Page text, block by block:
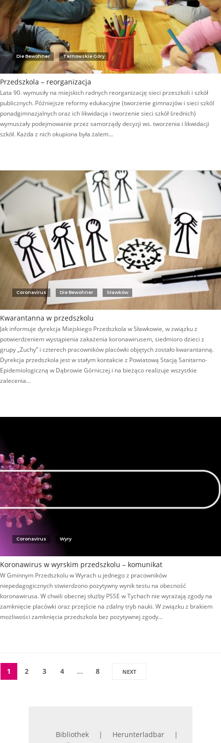
Die Bewohner Tarnowskie Góry
Przedszkola – reorganizacja
Lata 90. wymusiły na miejskich radnych reorganizację sieci przeszkoli i szkół
publicznych. Późniejsze reformy edukacyjne (tworzenie gimnazjów i sieci szkól
ponadgimnazjalnych oraz ich likwidacja i tworzenie sieci szkół średnich)
wymuszały podejmowanie przez samorządy decyzji ws. tworzenia i likwidacji
szkół. Każda z nich okupiona była żalem…
Coronavirus Die Bewohner Sławków
Kwarantanna w przedszkolu
Jak informuje dyrekcja Miejskiego Przedszkola w Sławkowie, w związku z
potwierdzeniem wystąpienia zakażenia koronawirusem, siedmioro dzieci z
grupy „Zuchy” i czterech pracowników placówki objętych zostało kwarantanną.
Dyrekcja przedszkola jest w stałym kontakcie z Powiatową Stacją Sanitarno-
Epidemiologiczną w Dąbrowie Górniczej i na bieżąco realizuje wszystkie
zalecenia…
Coronavirus Wyry
Koronawirus w wyrskim przedszkolu – komunikat
W Gminnym Przedszkolu w Wyrach u jednego z pracowników
niepedagogicznych stwierdzono pozytywny wynik testu na obecność
koronawirusa. W chwili obecnej służby PSSE w Tychach nie wyrażają zgody na
zamknięcie placówki oraz przejście na zdalny tryb nauki. W związku z brakiem
możliwości zamknięcia przedszkola bez pozytywnej zgody…
1 2 3 4 … 8 NEXT
Bibliothek
Herunterladbar